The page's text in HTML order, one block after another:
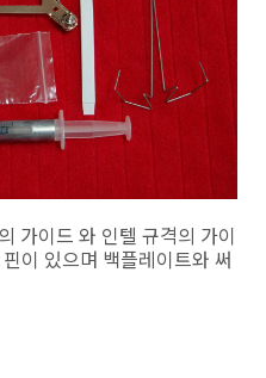
가이드 와 인텔 규격의 가이
이 있으며 백플레이트와 써